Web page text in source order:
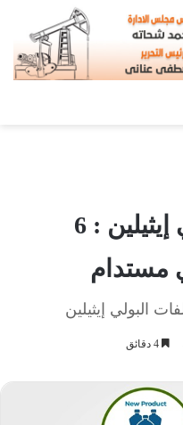
تدوير مخلفات البولي إيثيلين : 6
مستدام